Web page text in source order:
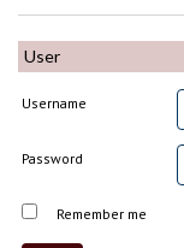
User
Username
Password
Remember me